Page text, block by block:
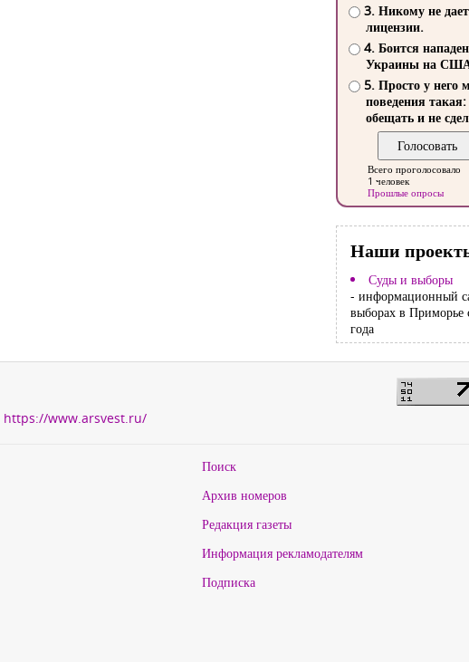
3. Никому не
лицензии.
4. Боится
Украины на
5. Просто у него
поведения такая:
обещать и не
Всего проголосовало
1 человек
Прошлые опросы
Наши
Суды и выборы
- информационный
выборах в Приморье
года
https://www.arsvest.ru/
Поиск
Архив номеров
Редакция газеты
Информация рекламодателям
Подписка